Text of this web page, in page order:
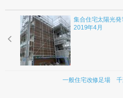
集合住宅太陽光
2019年4月
一般住宅改修足場 千